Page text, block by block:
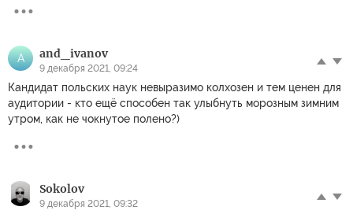
A and_ivanov
9 декабря 2021, 09:24
Кандидат польских наук невыразимо колхозен и тем ценен для
аудитории - кто ещё способен так улыбнуть морозным зимним
утром, как не чокнутое полено?)
Sokolov
9 декабря 2021, 09:32